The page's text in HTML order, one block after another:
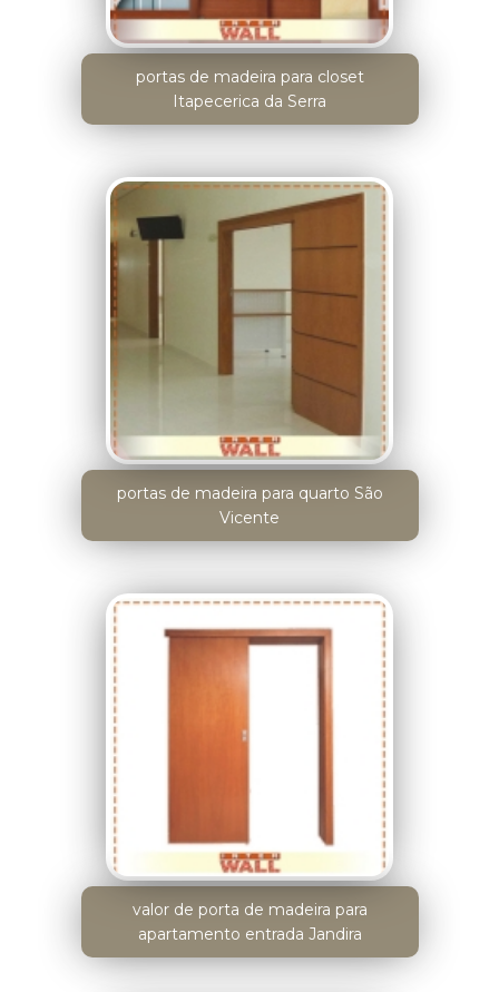
portas de madeira para closet
Itapecerica da Serra
portas de madeira para quarto São
Vicente
valor de porta de madeira para
apartamento entrada Jandira